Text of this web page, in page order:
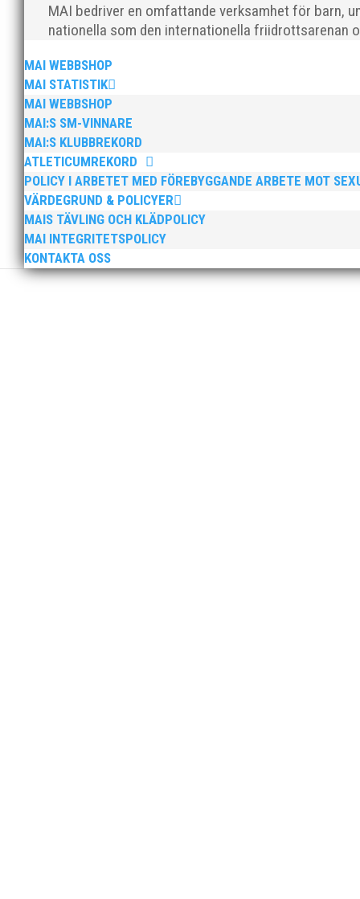
MAI bedriver en omfattande verksamhet för barn,
nationella som den internationella friidrottsarenan
MAI WEBBSHOP
MAI STATISTIK
MAI WEBBSHOP
MAI:S SM-VINNARE
MAI:S KLUBBREKORD
ATLETICUMREKORD
POLICY I ARBETET MED FÖREBYGGANDE ARBETE MOT
VÄRDEGRUND & POLICYER
MAIS TÄVLING OCH KLÄDPOLICY
MAI INTEGRITETSPOLICY
KONTAKTA OSS
Sprinterdrottningen Julia Henriksson vann dubbla
firade stora triumfer. Wictor Petersson plockade
Peter Karlsson slutar som klubbchef i MAI. Peters